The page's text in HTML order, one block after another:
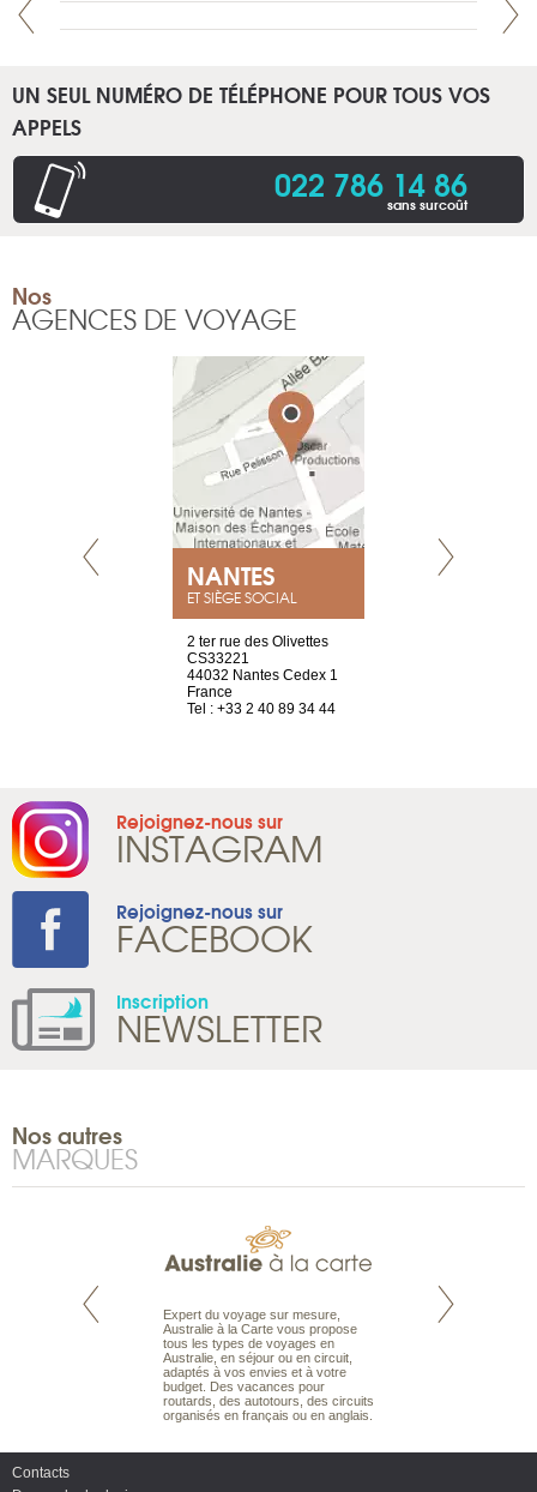
UN SEUL NUMÉRO DE TÉLÉPHONE POUR TOUS VOS
APPELS
022 786 14 86
sans surcoût
Nos
AGENCES DE VOYAGE
NANTES
ET SIÈGE SOCIAL
2 ter rue des Olivettes
CS33221
44032 Nantes Cedex 1
France
Tel : +33 2 40 89 34 44
Rejoignez-nous sur
INSTAGRAM
Rejoignez-nous sur
FACEBOOK
Inscription
NEWSLETTER
Nos autres
MARQUES
est le spécialiste
Expert du voyage sur mesure,
Australie à la Carte vous propose
tous les types de voyages en
Australie, en séjour ou en circuit,
adaptés à vos envies et à votre
budget. Des vacances pour
routards, des autotours, des circuits
organisés en français ou en anglais.
Parce qu'ils sont
Contacts